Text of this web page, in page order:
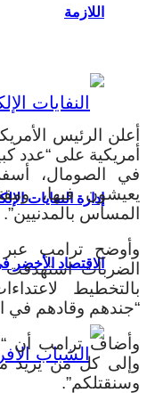
اللازمة
إدارة النفايات
الاقتصاد الأخضر
أعلن الرئيس
أمريكية على “عدد
في الصومال،
يعيشون فيها،
المساس بالمدنيين”.
وأوضح ترامب
الضربات استهدفت
بالتخطيط
“جندهم وقادهم في
وأضاف ترامب أن
وإلى كل من يريد
وسنقتلكم”.